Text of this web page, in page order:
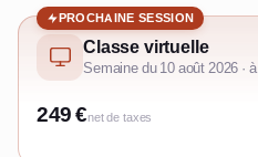
PROCHAINE SESSION
Classe virtuelle
Semaine du 10 août 2026 ·
249 €net de taxes